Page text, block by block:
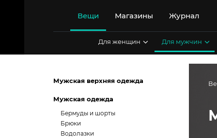
Вещи Магазины Журнал
Для женщин Для мужчин
Мужская верхняя одежда
Мужская одежда
Бермуды и шорты
Брюки
Водолазки